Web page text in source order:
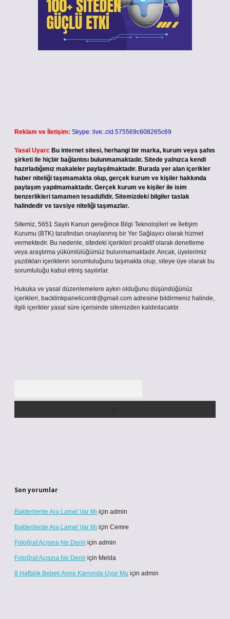
Reklam ve İletişim: Skype: live:.cid.575569c608265c69
Yasal Uyarı: Bu internet sitesi, herhangi bir marka, kurum veya şahıs
şirketi ile hiçbir bağlantısı bulunmamaktadır. Sitede yalnızca kendi
hazırladığımız makaleler paylaşılmaktadır. Burada yer alan içerikler
haber niteliği taşımamakta olup, gerçek kurum ve kişiler hakkında
paylaşım yapılmamaktadır. Gerçek kurum ve kişiler ile isim
benzerlikleri tamamen tesadüfidir. Sitemizdeki bilgiler taslak
halindedir ve tavsiye niteliği taşımazlar.
Sitemiz, 5651 Sayılı Kanun gereğince Bilgi Teknolojileri ve İletişim
Kurumu (BTK) tarafından onaylanmış bir Yer Sağlayıcı olarak hizmet
vermektedir. Bu nedenle, sitedeki içerikleri proaktif olarak denetleme
veya araştırma yükümlülüğümüz bulunmamaktadır. Ancak, üyelerimiz
yazdıkları içeriklerin sorumluluğunu taşımakta olup, siteye üye olarak bu
sorumluluğu kabul etmiş sayılırlar.
Hukuka ve yasal düzenlemelere aykırı olduğunu düşündüğünüz
içerikleri, backlinkpanelicomtr@gmail.com adresine bildirmeniz halinde,
ilgili içerikler yasal süre içerisinde sitemizden kaldırılacaktır.
Son yorumlar
Bakterilerde Ara Lamel Var Mı için admin
Bakterilerde Ara Lamel Var Mı için Cemre
Fotoğraf Açısına Ne Denir için admin
Fotoğraf Açısına Ne Denir için Melda
8 Haftalık Bebek Anne Karnında Uyur Mu için admin